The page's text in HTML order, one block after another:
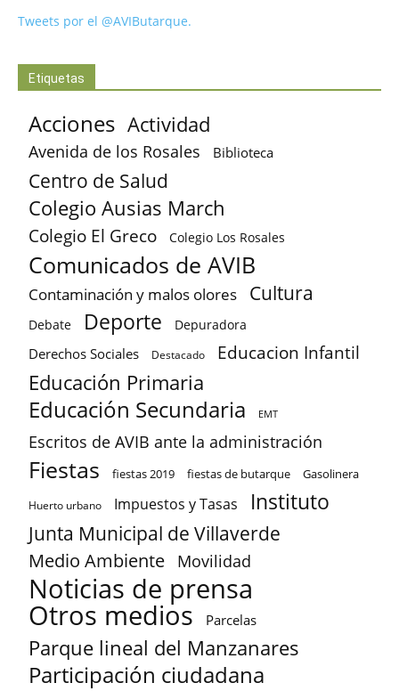
Tweets por el @AVIButarque.
Etiquetas
Acciones Actividad
Avenida de los Rosales Biblioteca
Centro de Salud
Colegio Ausias March
Colegio El Greco Colegio Los Rosales
Comunicados de AVIB
Contaminación y malos olores Cultura
Debate Deporte Depuradora
Derechos Sociales Destacado Educacion Infantil
Educación Primaria
Educación Secundaria EMT
Escritos de AVIB ante la administración
Fiestas fiestas 2019 fiestas de butarque Gasolinera
Huerto urbano Impuestos y Tasas Instituto
Junta Municipal de Villaverde
Medio Ambiente Movilidad
Noticias de prensa
Otros medios Parcelas
Parque lineal del Manzanares
Participación ciudadana